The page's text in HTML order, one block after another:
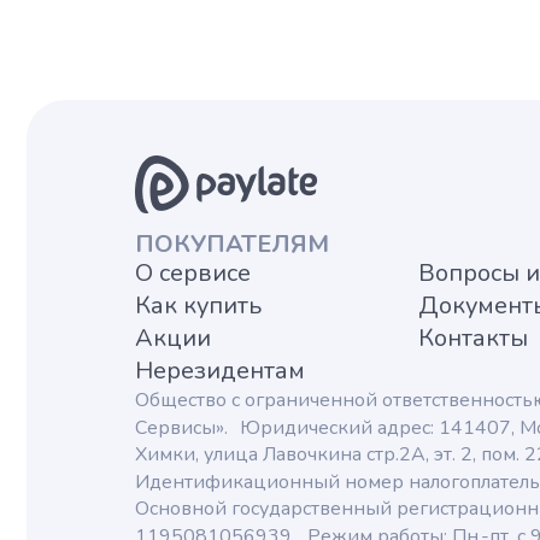
ПОКУПАТЕЛЯМ
О сервисе
Как купить
Акции
Нерезидентам
Вопросы
Контакты
Общество с ограниченной
Сервисы». Юридический адрес: 141407,
Химки, улица Лавочкина стр.2А, эт. 2, пом.
Идентификационный номер
Основной государственный